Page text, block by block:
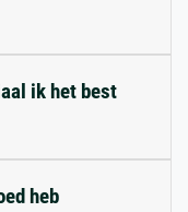
ik het best
heb